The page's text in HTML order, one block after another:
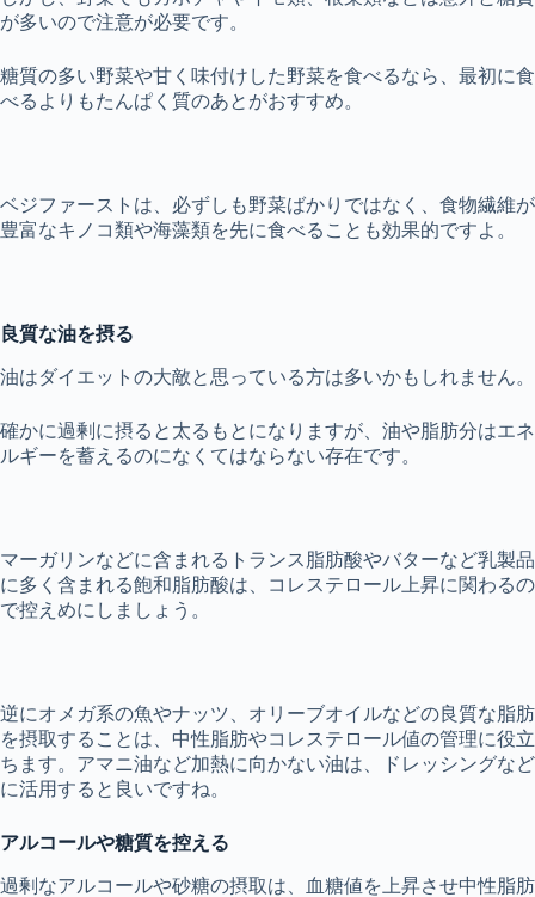
が多いので注意が必要です。
糖質の多い野菜や甘く味付けした野菜を食べるなら、最初に食
べるよりもたんぱく質のあとがおすすめ。
ベジファーストは、必ずしも野菜ばかりではなく、食物繊維が
豊富なキノコ類や海藻類を先に食べることも効果的ですよ。
良質な油を摂る
油はダイエットの大敵と思っている方は多いかもしれません。
確かに過剰に摂ると太るもとになりますが、油や脂肪分はエネ
ルギーを蓄えるのになくてはならない存在です。
マーガリンなどに含まれるトランス脂肪酸やバターなど乳製品
に多く含まれる飽和脂肪酸は、コレステロール上昇に関わるの
で控えめにしましょう。
逆にオメガ系の魚やナッツ、オリーブオイルなどの良質な脂肪
を摂取することは、中性脂肪やコレステロール値の管理に役立
ちます。 アマニ油など加熱に向かない油は、ドレッシングなど
に活用すると良いですね。
アルコールや糖質を控える
過剰なアルコールや砂糖の摂取は、血糖値を上昇させ中性脂肪